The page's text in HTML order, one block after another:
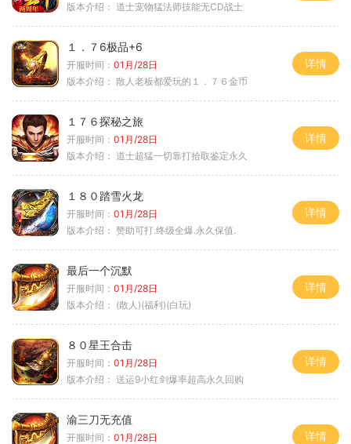
版本介绍： 道士宠物猛法师技能无CD战士
１．７6极品+6
开服时间： 01月/28日
版本介绍： 散人老板都爱玩的１．７６金币
详情
１７６探秘之旅
开服时间： 01月/28日
版本介绍： 道士超猛一切靠打拾取鉴定永久
详情
１８０踏雪火龙
开服时间： 01月/28日
版本介绍： 赞助可打.终级全爆.永久保值.
详情
最后一个沉默
开服时间： 01月/28日
版本介绍： (散人)(福利)(白玩)
详情
８０星王合击
开服时间： 01月/28日
版本介绍： 送运9小红剑爆率超高永久回购
详情
渝三刀无充值
开服时间： 01月/28日
详情